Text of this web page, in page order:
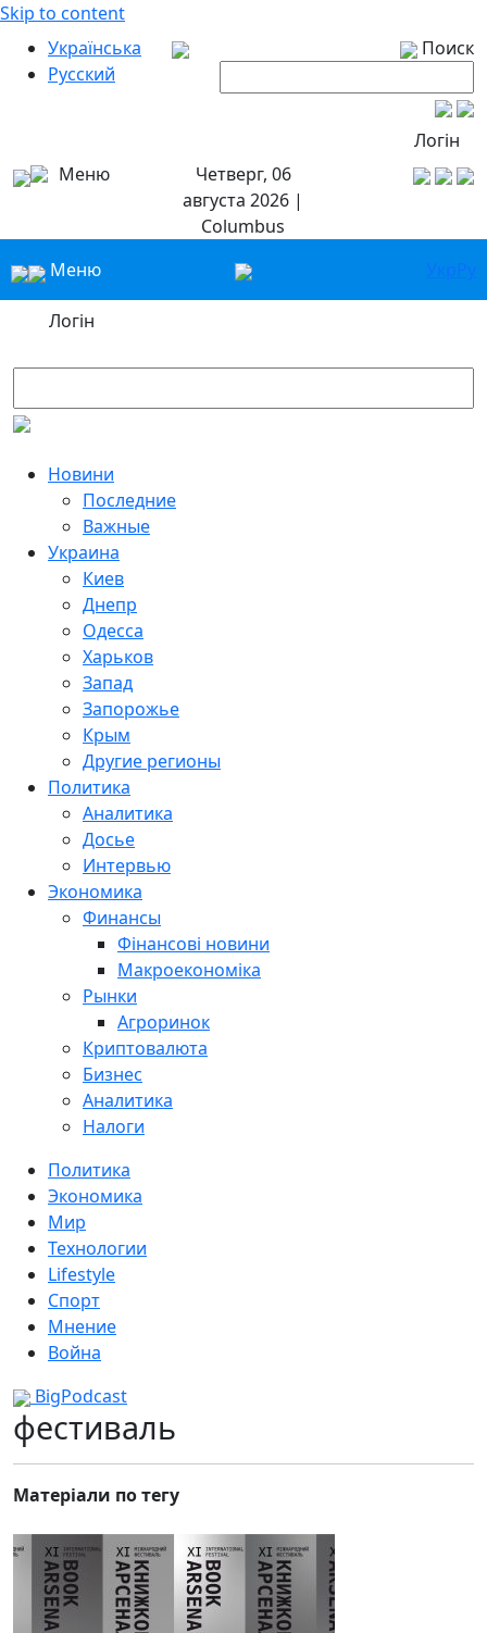
Skip to content
Українська
Русский
Поиск
Логін
Меню
Четверг, 06
августа 2026 |
Columbus
Меню
УкрРу
Логін
Новини
Последние
Важные
Украина
Киев
Днепр
Одесса
Харьков
Запад
Запорожье
Крым
Другие регионы
Политика
Аналитика
Досье
Интервью
Экономика
Финансы
Фінансові новини
Макроекономіка
Рынки
Агроринок
Криптовалюта
Бизнес
Аналитика
Налоги
Политика
Экономика
Мир
Технологии
Lifestyle
Спорт
Мнение
Война
BigPodcast
фестиваль
Матеріали по тегу